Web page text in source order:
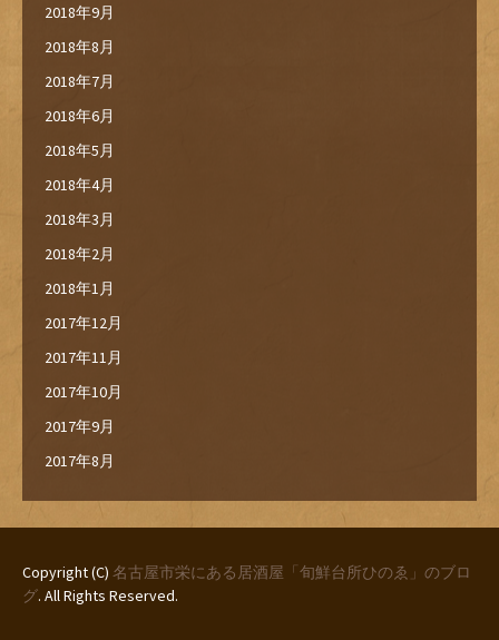
2018年9月
2018年8月
2018年7月
2018年6月
2018年5月
2018年4月
2018年3月
2018年2月
2018年1月
2017年12月
2017年11月
2017年10月
2017年9月
2017年8月
Copyright (C) 名古屋市栄にある居酒屋「旬鮮台所ひのゑ」のブロ
グ. All Rights Reserved.